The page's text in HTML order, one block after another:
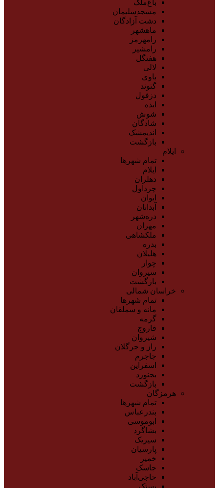
باغ‌ملک
مسجدسلیمان
دشت آزادگان
ماهشهر
رامهرمز
رامشیر
هفتگل
لالی
باوی
گتوند
دزفول
ایذه
شوش
شادگان
اندیمشک
بازگشت
ایلام
تمام شهر‌ها
ایلام
دهلران
چرداول
ایوان
آبدانان
دره‌شهر
مهران
ملکشاهی
بدره
هلیلان
چوار
سیروان
بازگشت
خراسان شمالی
تمام شهر‌ها
مانه و سملقان
گرمه
فاروج
شیروان
راز و جرگلان
جاجرم
اسفراین
بجنورد
بازگشت
هرمزگان
تمام شهر‌ها
بندرعباس
ابوموسی
بشاگرد
سیریک
پارسیان
خمیر
جاسک
حاجی‌آباد
بستک